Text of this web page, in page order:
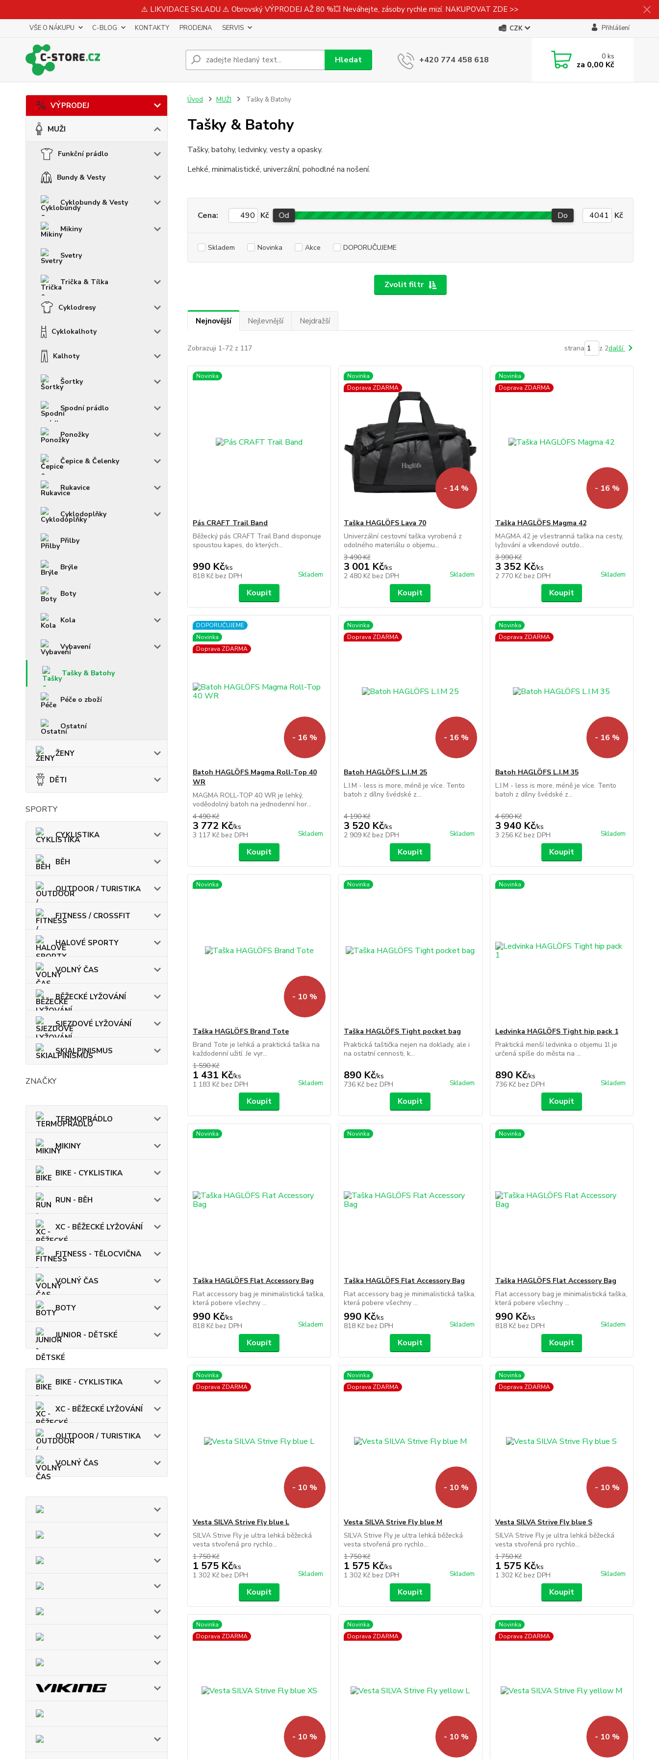
⚠️ LIKVIDACE SKLADU ⚠️ Obrovský VÝPRODEJ AŽ 80 %💥 Neváhejte, zásoby rychle mizí. NAKUPOVAT ZDE >>
VŠE O NÁKUPU C-BLOG KONTAKTY PRODEJNA SERVIS CZK Přihlášení
Hledat +420 774 458 618 0ks
za 0,00 Kč
VÝPRODEJ
MUŽI
Funkční prádlo
Bundy & Vesty
Cyklobundy & Vesty
Mikiny
Svetry
Trička & Tílka
Cyklodresy
Cyklokalhoty
Kalhoty
Šortky
Spodní prádlo
Ponožky
Čepice & Čelenky
Rukavice
Cyklodoplňky
Přilby
Brýle
Boty
Kola
Vybavení
Tašky & Batohy
Péče o zboží
Ostatní
ŽENY
DĚTI
SPORTY
CYKLISTIKA
BĚH
OUTDOOR / TURISTIKA
FITNESS / CROSSFIT
HALOVÉ SPORTY
VOLNÝ ČAS
BĚŽECKÉ LYŽOVÁNÍ
SJEZDOVÉ LYŽOVÁNÍ
SKIALPINISMUS
ZNAČKY
TERMOPRÁDLO
MIKINY
BIKE - CYKLISTIKA
RUN - BĚH
XC - BĚŽECKÉ LYŽOVÁNÍ
FITNESS - TĚLOCVIČNA
VOLNÝ ČAS
BOTY
JUNIOR - DĚTSKÉ
BIKE - CYKLISTIKA
XC - BĚŽECKÉ LYŽOVÁNÍ
OUTDOOR / TURISTIKA
VOLNÝ ČAS
Úvod MUŽI Tašky & Batohy
Tašky & Batohy
Tašky, batohy, ledvinky, vesty a opasky.
Lehké, minimalistické, univerzální, pohodlné na nošení.
Zvolit filtr
Cena: Kč Od Do Kč
Skladem Novinka Akce DOPORUČUJEME
Nejnovější Nejlevnější Nejdražší
Zobrazuji 1-72 z 117 strana z 2další
Novinka
Pás CRAFT Trail Band
Běžecký pás CRAFT Trail Band disponuje
spoustou kapes, do kterých...
990 Kč/ks
818 Kč bez DPH Skladem
Koupit
Novinka
Doprava ZDARMA
- 14 %
Taška HAGLÖFS Lava 70
Univerzální cestovní taška vyrobená z
odolného materiálu o objemu...
3 490 Kč
3 001 Kč/ks
2 480 Kč bez DPH Skladem
Koupit
Novinka
Doprava ZDARMA
- 16 %
Taška HAGLÖFS Magma 42
MAGMA 42 je všestranná taška na cesty,
lyžování a víkendové outdo...
3 990 Kč
3 352 Kč/ks
2 770 Kč bez DPH Skladem
Koupit
DOPORUČUJEME
Novinka
Doprava ZDARMA
- 16 %
Batoh HAGLÖFS Magma Roll-Top 40
WR
MAGMA ROLL-TOP 40 WR je lehký,
voděodolný batoh na jednodenní hor...
4 490 Kč
3 772 Kč/ks
3 117 Kč bez DPH Skladem
Koupit
Novinka
Doprava ZDARMA
- 16 %
Batoh HAGLÖFS L.I.M 25
L.I.M - less is more, méně je více. Tento
batoh z dílny švédské z...
4 190 Kč
3 520 Kč/ks
2 909 Kč bez DPH Skladem
Koupit
Novinka
Doprava ZDARMA
- 16 %
Batoh HAGLÖFS L.I.M 35
L.I.M - less is more, méně je více. Tento
batoh z dílny švédské z...
4 690 Kč
3 940 Kč/ks
3 256 Kč bez DPH Skladem
Koupit
Novinka
- 10 %
Taška HAGLÖFS Brand Tote
Brand Tote je lehká a praktická taška na
každodenní užití. Je vyr...
1 590 Kč
1 431 Kč/ks
1 183 Kč bez DPH Skladem
Koupit
Novinka
Taška HAGLÖFS Tight pocket bag
Praktická taštička nejen na doklady, ale i
na ostatní cennosti, k...
890 Kč/ks
736 Kč bez DPH Skladem
Koupit
Novinka
Ledvinka HAGLÖFS Tight hip pack 1
Praktická menší ledvinka o objemu 1l je
určená spíše do města na ...
890 Kč/ks
736 Kč bez DPH Skladem
Koupit
Novinka
Taška HAGLÖFS Flat Accessory Bag
Flat accessory bag je minimalistická taška,
která pobere všechny ...
990 Kč/ks
818 Kč bez DPH Skladem
Koupit
Novinka
Taška HAGLÖFS Flat Accessory Bag
Flat accessory bag je minimalistická taška,
která pobere všechny ...
990 Kč/ks
818 Kč bez DPH Skladem
Koupit
Novinka
Taška HAGLÖFS Flat Accessory Bag
Flat accessory bag je minimalistická taška,
která pobere všechny ...
990 Kč/ks
818 Kč bez DPH Skladem
Koupit
Novinka
Doprava ZDARMA
- 10 %
Vesta SILVA Strive Fly blue L
SILVA Strive Fly je ultra lehká běžecká
vesta stvořená pro rychlo...
1 750 Kč
1 575 Kč/ks
1 302 Kč bez DPH Skladem
Koupit
Novinka
Doprava ZDARMA
- 10 %
Vesta SILVA Strive Fly blue M
SILVA Strive Fly je ultra lehká běžecká
vesta stvořená pro rychlo...
1 750 Kč
1 575 Kč/ks
1 302 Kč bez DPH Skladem
Koupit
Novinka
Doprava ZDARMA
- 10 %
Vesta SILVA Strive Fly blue S
SILVA Strive Fly je ultra lehká běžecká
vesta stvořená pro rychlo...
1 750 Kč
1 575 Kč/ks
1 302 Kč bez DPH Skladem
Koupit
Novinka
Doprava ZDARMA
- 10 %
Novinka
Doprava ZDARMA
- 10 %
Novinka
Doprava ZDARMA
- 10 %